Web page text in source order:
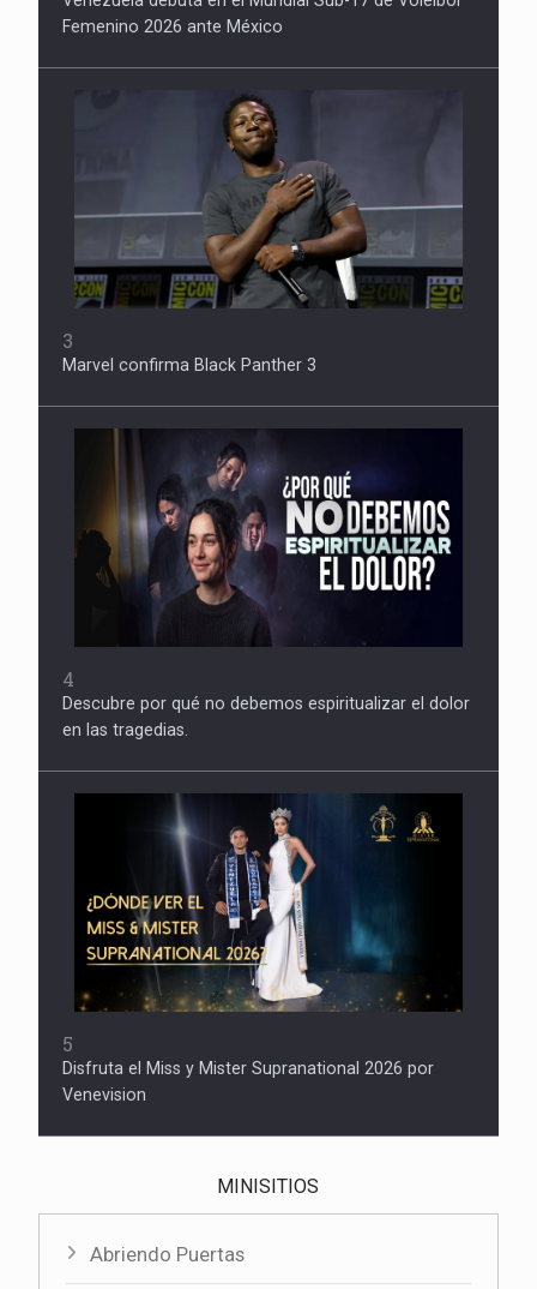
Femenino 2026 ante México
3
Marvel confirma Black Panther 3
4
Descubre por qué no debemos espiritualizar el dolor
en las tragedias.
5
Disfruta el Miss y Mister Supranational 2026 por
Venevision
MINISITIOS
Abriendo Puertas